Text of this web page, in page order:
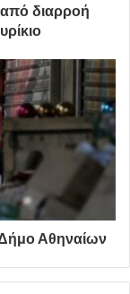
213 2004
καθαριότητα
από διαρροή
Δήμο Αθηναίων